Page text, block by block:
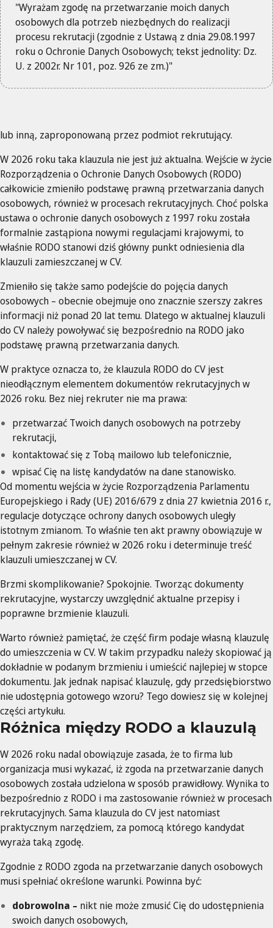
"Wyrażam zgodę na przetwarzanie moich danych
osobowych dla potrzeb niezbędnych do realizacji
procesu rekrutacji (zgodnie z Ustawą z dnia 29.08.1997
roku o Ochronie Danych Osobowych; tekst jednolity: Dz.
U. z 2002r. Nr 101, poz. 926 ze zm.)"
lub inną, zaproponowaną przez podmiot rekrutujący.
W 2026 roku taka klauzula nie jest już aktualna. Wejście w życie
Rozporządzenia o Ochronie Danych Osobowych (RODO)
całkowicie zmieniło podstawę prawną przetwarzania danych
osobowych, również w procesach rekrutacyjnych. Choć polska
ustawa o ochronie danych osobowych z 1997 roku została
formalnie zastąpiona nowymi regulacjami krajowymi, to
właśnie RODO stanowi dziś główny punkt odniesienia dla
klauzuli zamieszczanej w CV.
Zmieniło się także samo podejście do pojęcia danych
osobowych – obecnie obejmuje ono znacznie szerszy zakres
informacji niż ponad 20 lat temu. Dlatego w aktualnej klauzuli
do CV należy powoływać się bezpośrednio na RODO jako
podstawę prawną przetwarzania danych.
W praktyce oznacza to, że klauzula RODO do CV jest
nieodłącznym elementem dokumentów rekrutacyjnych w
2026 roku. Bez niej rekruter nie ma prawa:
przetwarzać Twoich danych osobowych na potrzeby
rekrutacji,
kontaktować się z Tobą mailowo lub telefonicznie,
wpisać Cię na listę kandydatów na dane stanowisko.
Od momentu wejścia w życie Rozporządzenia Parlamentu
Europejskiego i Rady (UE) 2016/679 z dnia 27 kwietnia 2016 r.,
regulacje dotyczące ochrony danych osobowych uległy
istotnym zmianom. To właśnie ten akt prawny obowiązuje w
pełnym zakresie również w 2026 roku i determinuje treść
klauzuli umieszczanej w CV.
Brzmi skomplikowanie? Spokojnie. Tworząc dokumenty
rekrutacyjne, wystarczy uwzględnić aktualne przepisy i
poprawne brzmienie klauzuli.
Warto również pamiętać, że część firm podaje własną klauzulę
do umieszczenia w CV. W takim przypadku należy skopiować ją
dokładnie w podanym brzmieniu i umieścić najlepiej w stopce
dokumentu. Jak jednak napisać klauzulę, gdy przedsiębiorstwo
nie udostępnia gotowego wzoru? Tego dowiesz się w kolejnej
części artykułu.
Różnica między RODO a klauzulą
W 2026 roku nadal obowiązuje zasada, że to firma lub
organizacja musi wykazać, iż zgoda na przetwarzanie danych
osobowych została udzielona w sposób prawidłowy. Wynika to
bezpośrednio z RODO i ma zastosowanie również w procesach
rekrutacyjnych. Sama klauzula do CV jest natomiast
praktycznym narzędziem, za pomocą którego kandydat
wyraża taką zgodę.
Zgodnie z RODO zgoda na przetwarzanie danych osobowych
musi spełniać określone warunki. Powinna być:
dobrowolna – nikt nie może zmusić Cię do udostępnienia
swoich danych osobowych,